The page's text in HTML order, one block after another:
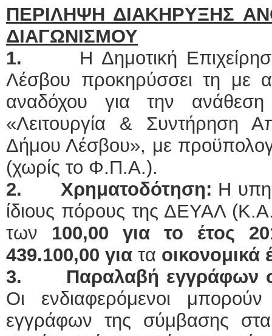
ΠΕΡΙΛΗΨΗ ΔΙΑΚΗΡΥΞΗΣ
ΔΙΑΓΩΝΙΣΜΟΥ
1. Η Δημοτική
Λέσβου προκηρύσσει τη με
αναδόχου για την ανάθεση
«Λειτουργία & Συντήρηση
Δήμου Λέσβου», με
(χωρίς το Φ.Π.Α.).
2. Χρηματοδότηση: Η
ίδιους πόρους της ΔΕΥΑΛ
των 100,00 για το έτος
439.100,00 για τα οικονομικά
3. Παραλαβή εγγράφων
Οι ενδιαφερόμενοι
εγγράφων της σύμβασης